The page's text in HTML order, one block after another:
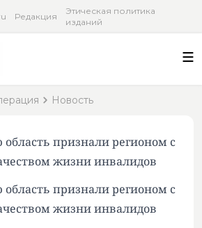
Редакция
Этическая политика
изданий
Новость
признали регионом с
жизни инвалидов
признали регионом с
жизни инвалидов